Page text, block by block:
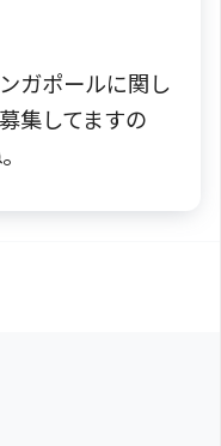
ガポールに関し
集してますの